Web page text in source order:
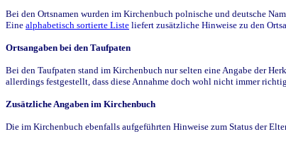
Bei den Ortsnamen wurden im Kirchenbuch polnische und deutsche
Eine alphabetisch sortierte Liste liefert zusätzliche Hinweise zu den
Ortsangaben bei den Taufpaten
Bei den Taufpaten stand im Kirchenbuch nur selten eine Angabe der
allerdings festgestellt, dass diese Annahme doch wohl nicht immer
Zusätzliche Angaben im Kirchenbuch
Die im Kirchenbuch ebenfalls aufgeführten Hinweise zum Status der